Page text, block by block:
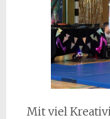
Mit viel